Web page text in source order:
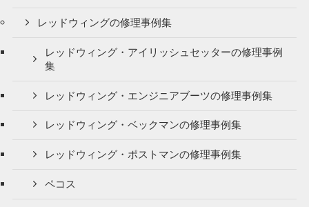
レッドウィングの修理事例集
レッドウィング・アイリッシュセッターの修理事例
集
レッドウィング・エンジニアブーツの修理事例集
レッドウィング・ベックマンの修理事例集
レッドウィング・ポストマンの修理事例集
ペコス